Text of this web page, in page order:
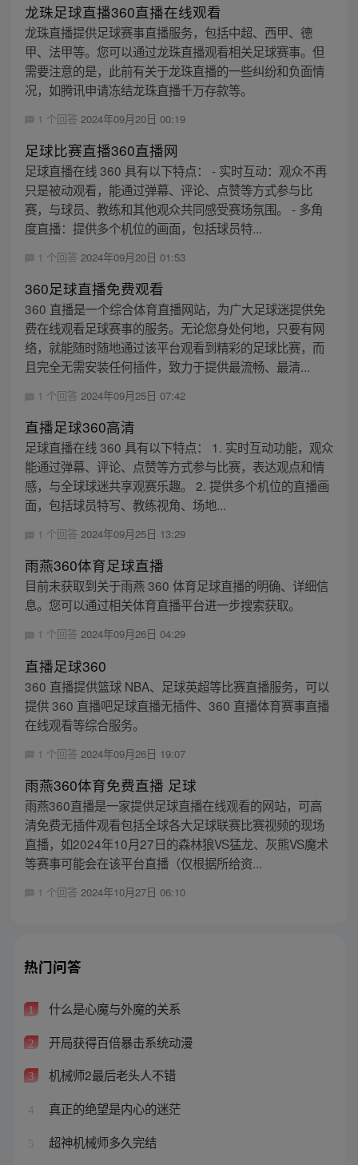
龙珠足球直播360直播在线观看
龙珠直播提供足球赛事直播服务，包括中超、西甲、德
甲、法甲等。您可以通过龙珠直播观看相关足球赛事。但
需要注意的是，此前有关于龙珠直播的一些纠纷和负面情
况，如腾讯申请冻结龙珠直播千万存款等。
1 个回答 2024年09月20日 00:19
足球比赛直播360直播网
足球直播在线 360 具有以下特点： - 实时互动：观众不再
只是被动观看，能通过弹幕、评论、点赞等方式参与比
赛，与球员、教练和其他观众共同感受赛场氛围。 - 多角
度直播：提供多个机位的画面，包括球员特...
1 个回答 2024年09月20日 01:53
360足球直播免费观看
360 直播是一个综合体育直播网站，为广大足球迷提供免
费在线观看足球赛事的服务。无论您身处何地，只要有网
络，就能随时随地通过该平台观看到精彩的足球比赛，而
且完全无需安装任何插件，致力于提供最流畅、最清...
1 个回答 2024年09月25日 07:42
直播足球360高清
足球直播在线 360 具有以下特点： 1. 实时互动功能，观众
能通过弹幕、评论、点赞等方式参与比赛，表达观点和情
感，与全球球迷共享观赛乐趣。 2. 提供多个机位的直播画
面，包括球员特写、教练视角、场地...
1 个回答 2024年09月25日 13:29
雨燕360体育足球直播
目前未获取到关于雨燕 360 体育足球直播的明确、详细信
息。您可以通过相关体育直播平台进一步搜索获取。
1 个回答 2024年09月26日 04:29
直播足球360
360 直播提供篮球 NBA、足球英超等比赛直播服务，可以
提供 360 直播吧足球直播无插件、360 直播体育赛事直播
在线观看等综合服务。
1 个回答 2024年09月26日 19:07
雨燕360体育免费直播 足球
雨燕360直播是一家提供足球直播在线观看的网站，可高
清免费无插件观看包括全球各大足球联赛比赛视频的现场
直播，如2024年10月27日的森林狼VS猛龙、灰熊VS魔术
等赛事可能会在该平台直播（仅根据所给资...
1 个回答 2024年10月27日 06:10
热门问答
1 什么是心魔与外魔的关系
2 开局获得百倍暴击系统动漫
3 机械师2最后老头人不错
4 真正的绝望是内心的迷茫
5 超神机械师多久完结